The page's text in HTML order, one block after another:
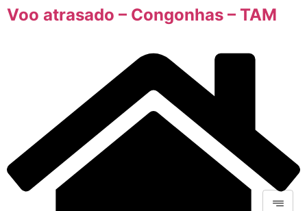
Voo atrasado – Congonhas – TAM